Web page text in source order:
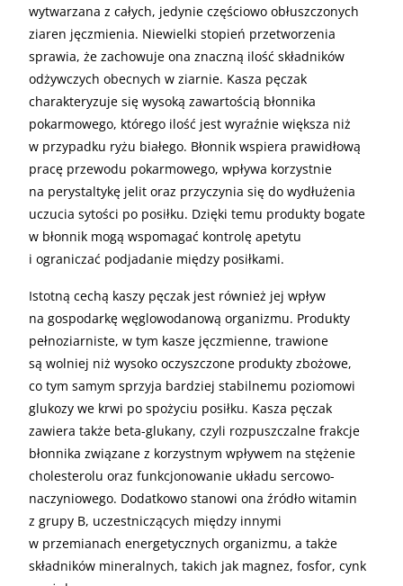
wytwarzana z całych, jedynie częściowo obłuszczonych
ziaren jęczmienia. Niewielki stopień przetworzenia
sprawia, że zachowuje ona znaczną ilość składników
odżywczych obecnych w ziarnie. Kasza pęczak
charakteryzuje się wysoką zawartością błonnika
pokarmowego, którego ilość jest wyraźnie większa niż
w przypadku ryżu białego. Błonnik wspiera prawidłową
pracę przewodu pokarmowego, wpływa korzystnie
na perystaltykę jelit oraz przyczynia się do wydłużenia
uczucia sytości po posiłku. Dzięki temu produkty bogate
w błonnik mogą wspomagać kontrolę apetytu
i ograniczać podjadanie między posiłkami.
Istotną cechą kaszy pęczak jest również jej wpływ
na gospodarkę węglowodanową organizmu. Produkty
pełnoziarniste, w tym kasze jęczmienne, trawione
są wolniej niż wysoko oczyszczone produkty zbożowe,
co tym samym sprzyja bardziej stabilnemu poziomowi
glukozy we krwi po spożyciu posiłku. Kasza pęczak
zawiera także beta-glukany, czyli rozpuszczalne frakcje
błonnika związane z korzystnym wpływem na stężenie
cholesterolu oraz funkcjonowanie układu sercowo-
naczyniowego. Dodatkowo stanowi ona źródło witamin
z grupy B, uczestniczących między innymi
w przemianach energetycznych organizmu, a także
składników mineralnych, takich jak magnez, fosfor, cynk